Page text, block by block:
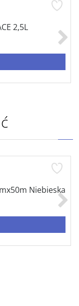
Niebieska